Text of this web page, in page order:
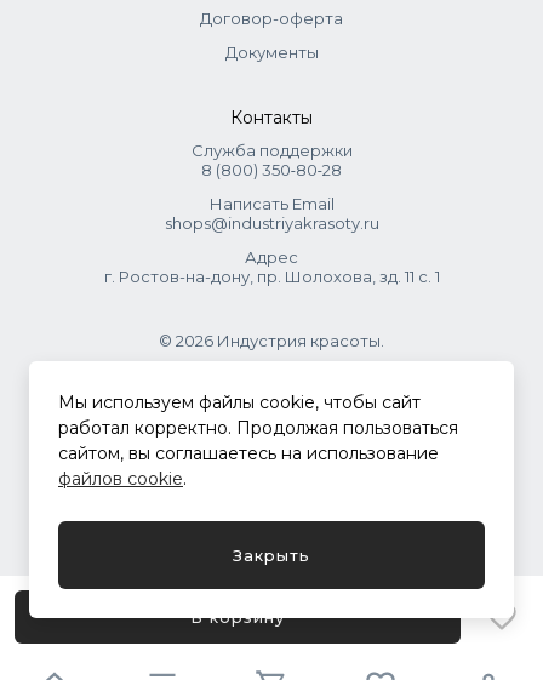
В корзину
Договор-оферта
Документы
Контакты
Служба поддержки
8 (800) 350‑80‑28
Написать Email
shops@industriyakrasoty.ru
Адрес
г. Ростов-на-дону, пр. Шолохова, зд. 11 с. 1
© 2026 Индустрия красоты.
.
Политика конфиденциальности
Мы используем файлы cookie, чтобы сайт
работал корректно. Продолжая пользоваться
сайтом, вы соглашаетесь на использование
файлов cookie.
Закрыть